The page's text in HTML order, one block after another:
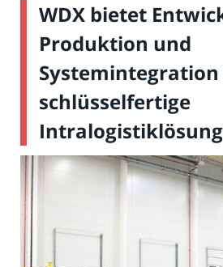
WDX bietet
Produktion und
schlüsselfertige